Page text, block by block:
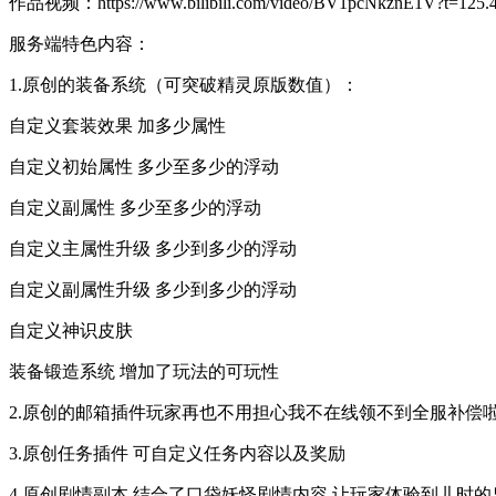
服务端特色内容：
1.原创的装备系统（可突破精灵原版数值）：
自定义套装效果 加多少属性
自定义初始属性 多少至多少的浮动
自定义副属性 多少至多少的浮动
自定义主属性升级 多少到多少的浮动
自定义副属性升级 多少到多少的浮动
自定义神识皮肤
装备锻造系统 增加了玩法的可玩性
2.原创的邮箱插件玩家再也不用担心我不在线领不到全服补偿
3.原创任务插件 可自定义任务内容以及奖励